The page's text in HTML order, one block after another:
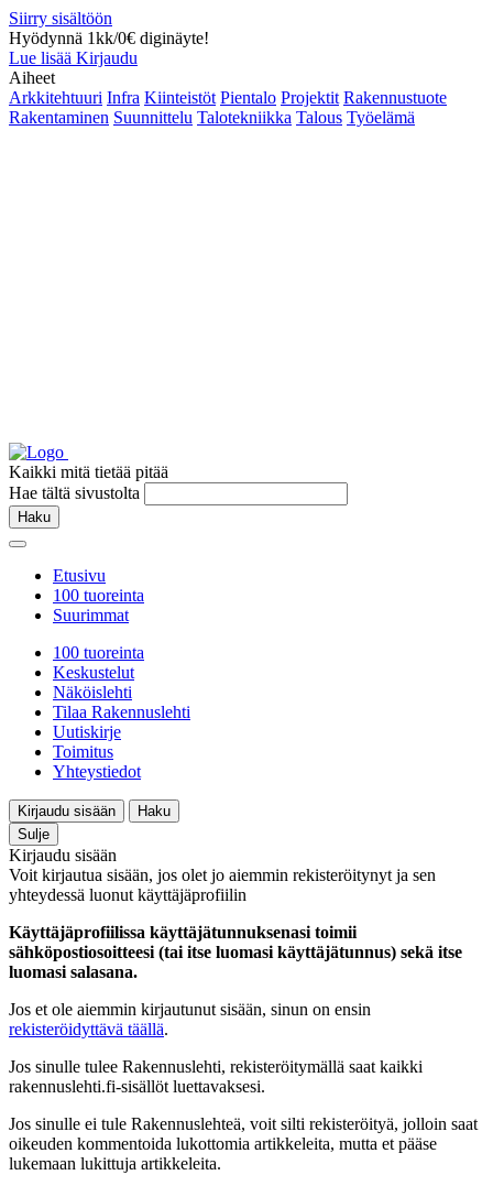
Siirry sisältöön
Hyödynnä 1kk/0€ diginäyte!
Lue lisää Kirjaudu
Aiheet
Arkkitehtuuri Infra Kiinteistöt Pientalo Projektit Rakennustuote
Rakentaminen Suunnittelu Talotekniikka Talous Työelämä
Kaikki mitä tietää pitää
Hae tältä sivustolta
Haku
Etusivu
100 tuoreinta
Suurimmat
100 tuoreinta
Keskustelut
Näköislehti
Tilaa Rakennuslehti
Uutiskirje
Toimitus
Yhteystiedot
Kirjaudu sisään
Haku
Sulje
Kirjaudu sisään
Voit kirjautua sisään, jos olet jo aiemmin rekisteröitynyt ja sen
yhteydessä luonut käyttäjäprofiilin
Käyttäjäprofiilissa käyttäjätunnuksenasi toimii
sähköpostiosoitteesi (tai itse luomasi käyttäjätunnus) sekä itse
luomasi salasana.
Jos et ole aiemmin kirjautunut sisään, sinun on ensin
rekisteröidyttävä täällä.
Jos sinulle tulee Rakennuslehti, rekisteröitymällä saat kaikki
rakennuslehti.fi-sisällöt luettavaksesi.
Jos sinulle ei tule Rakennuslehteä, voit silti rekisteröityä, jolloin saat
oikeuden kommentoida lukottomia artikkeleita, mutta et pääse
lukemaan lukittuja artikkeleita.